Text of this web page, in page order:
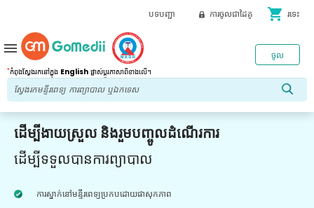
បទបញ្ជា ការចូលជាដៃគូ shopping_cart រទេះ
*កំពុងស្វែងរកនៅក្នុង English ផ្លាស់ប្តូរភាសាពីខាងលើ។
ចូល
menu
ដើម្បីងាយស្រួល និងរួមបញ្ចូលដំណើរការ
ដើម្បីទទួលបានការព្យាបាល
ការស្នាក់នៅមន្ទីរពេទ្យប្រកបដោយផាសុកភាព